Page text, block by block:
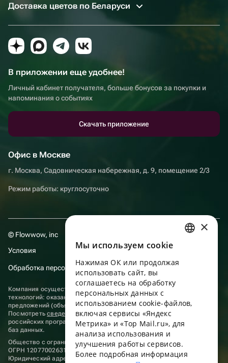
Доставка цветов по Беларуси
В приложении еще удобнее!
Личный кабинет получателя, больше бонусов за покупки и
напоминания о событиях
Скачать приложение
Офис в Москве
г. Москва, Садовническая набережная, д. 9, помещение 2/3
Режим работы: круглосуточно
© Flowwow, inc
Условия
Обработка персональных данных
Компания осуществляет деятельность в области информационных
технологий: оказание услуг в сети “Интернет” по размещению
предложений (объявлений) продавцов о реализации товаров.
Посмотретьсведения о программах, включенных в реестр
российских программ для электронных вычислительных машин и
баз данных.
Общество с ограниченной ответственностью «ФЛАУВАУ»
ОГРН 1207700263198, ИНН 9702020445
Юридический адрес: г. Москва, вн.тер. г. Муниципальный округ
ENGLISH
UKRAINIAN
PORTUGUESE
×
Мы используем сookie
Нажимая ОК или продолжая
использовать сайт, вы
соглашаетесь на обработку
персональных данных с
использованием cookie-файлов,
включая сервисы «Яндекс
Метрика» и «Top Mail.ru», для
анализа использования и
улучшения работы сервисов.
Более подробная информация